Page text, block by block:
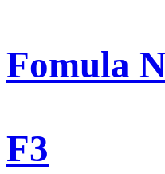
Fomula
F3